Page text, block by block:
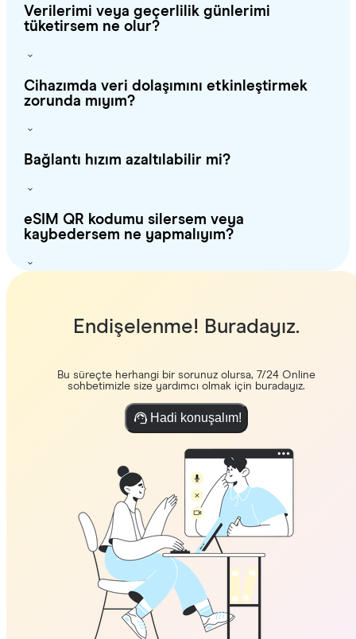
Verilerimi veya geçerlilik günlerimi
tüketirsem ne olur?
Cihazımda veri dolaşımını etkinleştirmek
zorunda mıyım?
Bağlantı hızım azaltılabilir mi?
eSIM QR kodumu silersem veya
kaybedersem ne yapmalıyım?
Endişelenme! Buradayız.
Bu süreçte herhangi bir sorunuz olursa, 7/24 Online
sohbetimizle size yardımcı olmak için buradayız.
Hadi konuşalım!